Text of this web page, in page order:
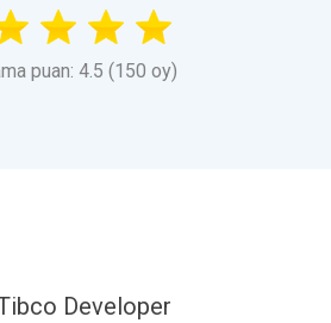
puan: 4.5 (150 oy)
Developer